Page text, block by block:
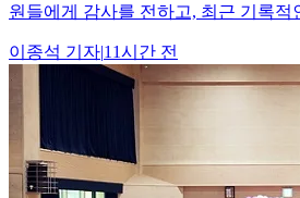
원들에게 감사를 전하고, 최근 기록적
이종석 기자|11시간 전